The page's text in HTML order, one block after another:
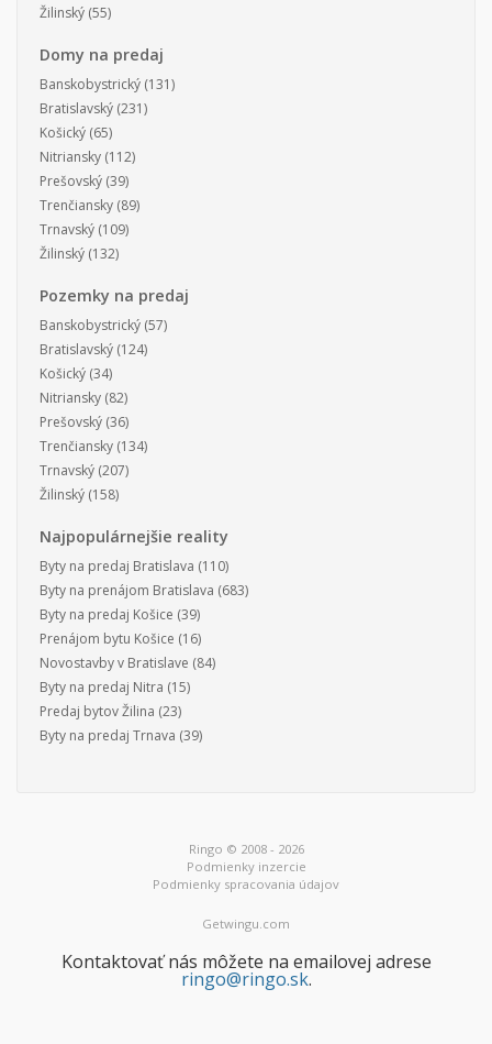
Žilinský (55)
Domy na predaj
Banskobystrický (131)
Bratislavský (231)
Košický (65)
Nitriansky (112)
Prešovský (39)
Trenčiansky (89)
Trnavský (109)
Žilinský (132)
Pozemky na predaj
Banskobystrický (57)
Bratislavský (124)
Košický (34)
Nitriansky (82)
Prešovský (36)
Trenčiansky (134)
Trnavský (207)
Žilinský (158)
Najpopulárnejšie reality
Byty na predaj Bratislava (110)
Byty na prenájom Bratislava (683)
Byty na predaj Košice (39)
Prenájom bytu Košice (16)
Novostavby v Bratislave (84)
Byty na predaj Nitra (15)
Predaj bytov Žilina (23)
Byty na predaj Trnava (39)
Ringo © 2008 - 2026
Podmienky inzercie
Podmienky spracovania údajov
Getwingu.com
Kontaktovať nás môžete na emailovej adrese
ringo@ringo.sk.